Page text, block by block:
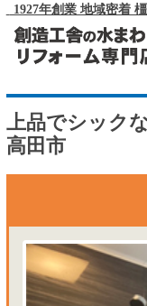
1927年創業 地域密着
上品でシック
高田市